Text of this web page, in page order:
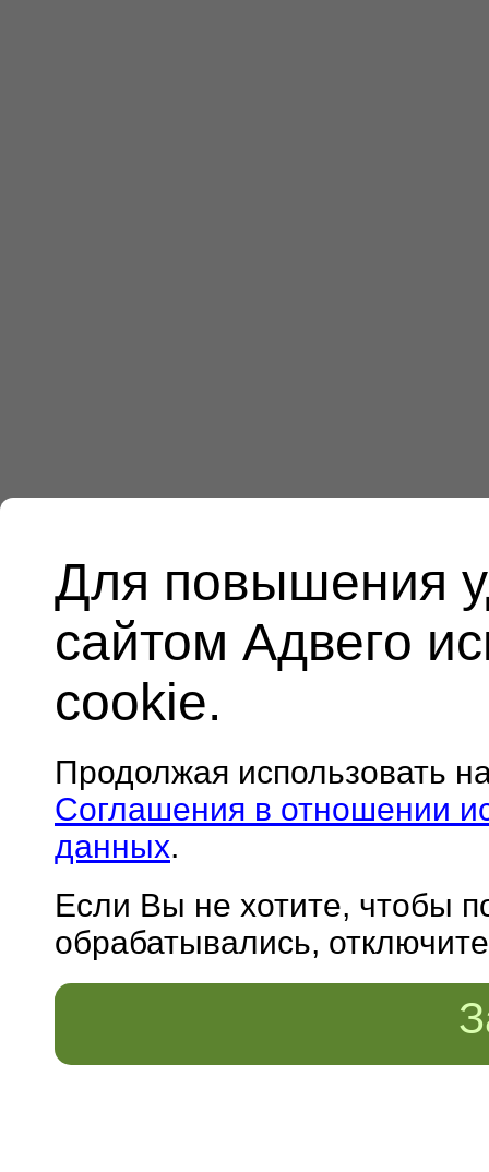
Для повышения
сайтом Адвего
cookie.
Продолжая использовать
Соглашения в отношении
данных.
Если Вы не хотите, чтобы
обрабатывались,